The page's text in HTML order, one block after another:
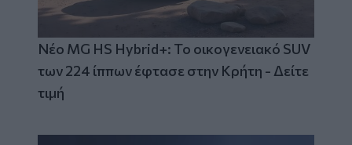
Νέο MG HS Hybrid+: Το οικογενειακό SUV
των 224 ίππων έφτασε στην Κρήτη - Δείτε
τιμή